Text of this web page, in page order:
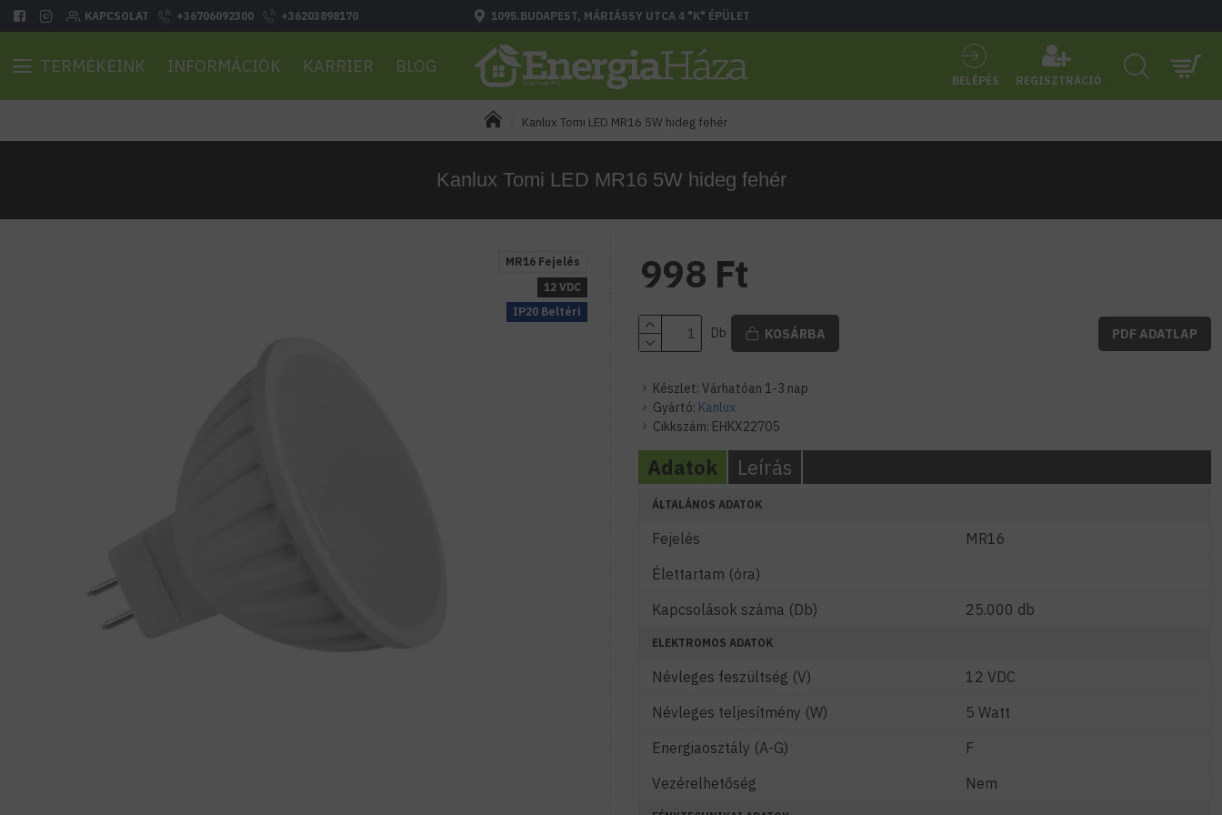
KAPCSOLAT +36706092300 +36203898170 1095.BUDAPEST, MÁRIÁSSY UTCA 4 "K" ÉPÜLET
TERMÉKEINK INFORMÁCIÓK KARRIER BLOG
BELÉPÉS REGISZTRÁCIÓ
Kanlux Tomi LED MR16 5W hideg fehér
Kanlux Tomi LED MR16 5W hideg fehér
MR16 Fejelés
IP20 Beltéri
12 VDC
Készlet: Várhatóan 1-3 nap
Gyártó: Kanlux
Cikkszám: EHKX22705
998 Ft
Db KOSÁRBA PDF ADATLAP
Adatok Leírás
ÁLTALÁNOS ADATOK
Fejelés
MR16
Élettartam (óra)
Kapcsolások száma (Db)
25.000 db
ELEKTROMOS ADATOK
Névleges feszültség (V)
12 VDC
Névleges teljesítmény (W)
5 Watt
Energiaosztály (A-G)
F
Vezérelhetőség
Nem